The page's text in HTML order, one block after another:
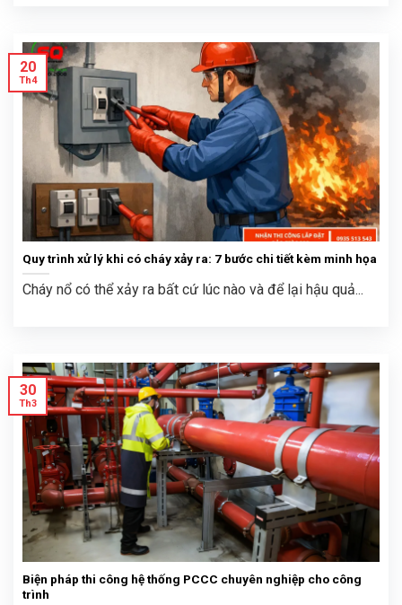
Quy trình xử lý khi có cháy xảy ra: 7 bước chi tiết kèm minh họa
Cháy nổ có thể xảy ra bất cứ lúc nào và để lại hậu quả...
20
Th4
Biện pháp thi công hệ thống PCCC chuyên nghiệp cho công
trình
30
Th3